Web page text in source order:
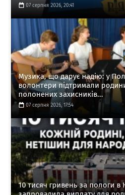
07 серпня 2026, 20:41
Музика, що дарує надію: у
волонтери підтримали
полонених захисників...
07 серпня 2026, 17:54
10 тисяч гривень за пологи в